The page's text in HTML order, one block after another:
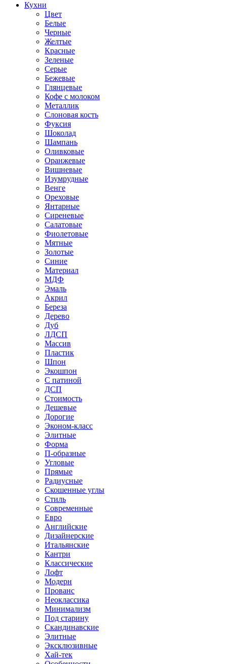
Кухни
Цвет
Белые
Черные
Желтые
Красные
Зеленые
Серые
Бежевые
Глянцевые
Кофе с молоком
Металлик
Слоновая кость
Фуксия
Шоколад
Шампань
Оливковые
Оранжевые
Вишневые
Изумрудные
Венге
Ореховые
Янтарные
Сиреневые
Салатовые
Фиолетовые
Мятные
Золотые
Синие
Материал
МДФ
Эмаль
Акрил
Береза
Дерево
Дуб
ЛДСП
Массив
Пластик
Шпон
Экошпон
С патиной
ДСП
Стоимость
Дешевые
Дорогие
Эконом-класс
Элитные
Форма
П-образные
Угловые
Прямые
Радиусные
Скошенные углы
Стиль
Современные
Евро
Английские
Дизайнерские
Итальянские
Кантри
Классические
Лофт
Модерн
Прованс
Неоклассика
Минимализм
Под старину
Скандинавские
Элитные
Эксклюзивные
Хай-тек